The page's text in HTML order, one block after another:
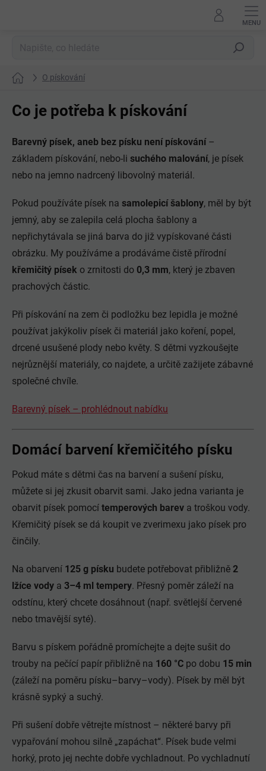
Hledat
Domů O pískování
Co je potřeba k pískování
Barevný písek, aneb bez písku není pískování–
základem pískování, nebo-li suchého malování, je písek
nebo na jemno nadrcený libovolný materiál.
Pokud používáte písek na samolepicí šablony, měl by být
jemný, aby se zalepila celá plocha šablony a
nepřichytávala se jiná barva do již vypískované části
obrázku. My používáme a prodáváme čistě přírodní
křemičitý písek o zrnitosti do 0,3 mm, který je zbaven
prachových částic.
Při pískování na zem či podložku bez lepidla je možné
používat jakýkoliv písek či materiál jako koření, popel,
drcené usušené plody nebo květy. S dětmi vyzkoušejte
nejrůznější materiály, co najdete, a určitě zažijete zábavné
společné chvíle.
Barevný písek – prohlédnout nabídku
Domácí barvení křemičitého písku
Pokud máte s dětmi čas na barvení a sušení písku,
můžete si jej zkusit obarvit sami. Jako jedna varianta je
obarvit písek pomocí temperových barev a troškou vody.
Křemičitý písek se dá koupit ve zverimexu jako písek pro
činčily.
Na obarvení 125 g písku budete potřebovat přibližně 2
lžíce vody a 3–4 ml tempery. Přesný poměr záleží na
odstínu, který chcete dosáhnout (např. světlejší červené
nebo tmavější syté).
Barvu s pískem pořádně promíchejte a dejte sušit do
trouby na pečící papír přibližně na 160 °C po dobu 15 min
(záleží na poměru písku–barvy–vody). Písek by měl být
krásně sypký a suchý.
Při sušení dobře větrejte místnost – některé barvy při
vypařování mohou silně „zapáchat“. Písek bude velmi
horký, proto jej nechte dobře vychladnout. Po vychladnutí